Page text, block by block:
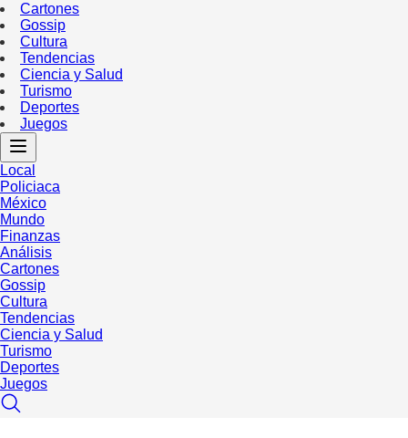
Cartones
Gossip
Cultura
Tendencias
Ciencia y Salud
Turismo
Deportes
Juegos
Local
Policiaca
México
Mundo
Finanzas
Análisis
Cartones
Gossip
Cultura
Tendencias
Ciencia y Salud
Turismo
Deportes
Juegos